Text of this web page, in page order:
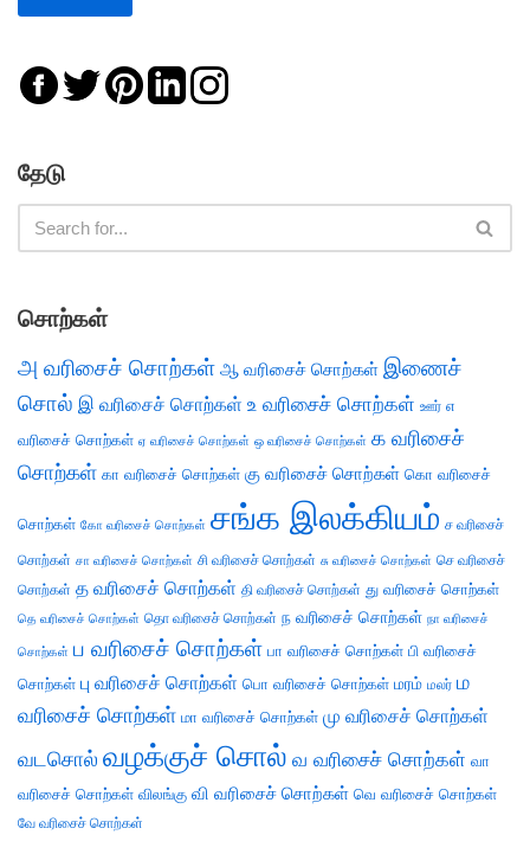
தேடு
சொற்கள்
அ வரிசைச் சொற்கள் ஆ வரிசைச் சொற்கள் இணைச்
சொல் இ வரிசைச் சொற்கள் உ வரிசைச் சொற்கள் ஊர் எ
வரிசைச் சொற்கள் ஏ வரிசைச் சொற்கள் ஒ வரிசைச் சொற்கள் க வரிசைச்
சொற்கள் கா வரிசைச் சொற்கள் கு வரிசைச் சொற்கள் கொ வரிசைச்
சொற்கள் கோ வரிசைச் சொற்கள் சங்க இலக்கியம் ச வரிசைச்
சொற்கள் சா வரிசைச் சொற்கள் சி வரிசைச் சொற்கள் சு வரிசைச் சொற்கள் செ வரிசைச்
சொற்கள் த வரிசைச் சொற்கள் தி வரிசைச் சொற்கள் து வரிசைச் சொற்கள்
தெ வரிசைச் சொற்கள் தொ வரிசைச் சொற்கள் ந வரிசைச் சொற்கள் நா வரிசைச்
சொற்கள் ப வரிசைச் சொற்கள் பா வரிசைச் சொற்கள் பி வரிசைச்
சொற்கள் பு வரிசைச் சொற்கள் பொ வரிசைச் சொற்கள் மரம் மலர் ம
வரிசைச் சொற்கள் மா வரிசைச் சொற்கள் மு வரிசைச் சொற்கள்
வடசொல் வழக்குச் சொல் வ வரிசைச் சொற்கள் வா
வரிசைச் சொற்கள் விலங்கு வி வரிசைச் சொற்கள் வெ வரிசைச் சொற்கள்
வே வரிசைச் சொற்கள்